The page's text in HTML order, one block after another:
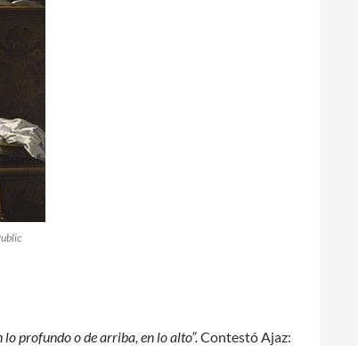
lo profundo o de arriba, en lo alto”.Contestó Ajaz: